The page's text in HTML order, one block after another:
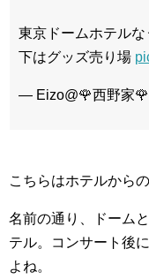
東京ドームホテル
下はグッズ売り場
— Eizo@🌹西野家
こちらはホテルからの
名前の通り、ドーム
テル。コンサート後
よね。